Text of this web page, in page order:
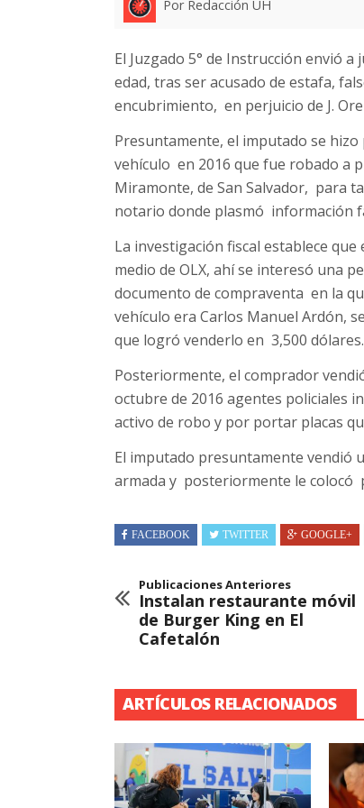
Por Redacción UH
El Juzgado 5° de Instrucción envió a
edad, tras ser acusado de estafa,
encubrimiento, en perjuicio de J.
Presuntamente, el imputado se
vehículo en 2016 que fue robado a
Miramonte, de San Salvador, para
notario donde plasmó información
La investigación fiscal establece
medio de OLX, ahí se interesó una
documento de compraventa en la
vehículo era Carlos Manuel Ardón,
que logró venderlo en 3,500 dólares.
Posteriormente, el comprador
octubre de 2016 agentes policiales
activo de robo y por portar placas
El imputado presuntamente vendió
armada y posteriormente le colocó
FACEBOOK TWITTER GOOGLE+
Publicaciones Anteriores
Instalan restaurante móvil
de Burger King en El
Cafetalón
ARTÍCULOS RELACIONADOS